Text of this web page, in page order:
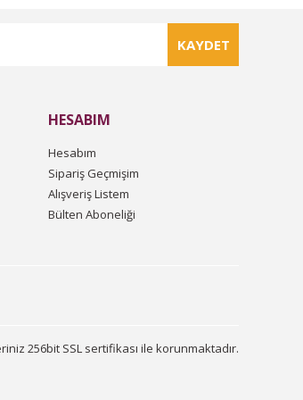
KAYDET
HESABIM
Hesabım
Sipariş Geçmişim
Alışveriş Listem
Bülten Aboneliği
256bit SSL sertifikası ile korunmaktadır.